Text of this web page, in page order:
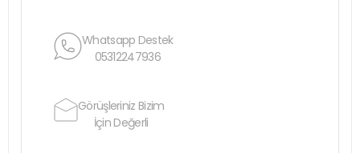
Whatsapp Destek
05312247936
Görüşleriniz Bizim
İçin Değerli